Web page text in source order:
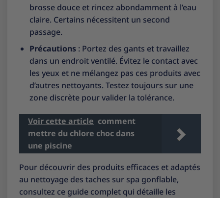
brosse douce et rincez abondamment à l’eau
claire. Certains nécessitent un second
passage.
Précautions: Portez des gants et travaillez
dans un endroit ventilé. Évitez le contact avec
les yeux et ne mélangez pas ces produits avec
d’autres nettoyants. Testez toujours sur une
zone discrète pour valider la tolérance.
Voir cette article comment
mettre du chlore choc dans
une piscine
Pour découvrir des produits efficaces et adaptés
au nettoyage des taches sur spa gonflable,
consultez ce guide complet qui détaille les